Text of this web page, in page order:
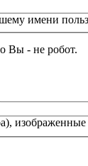
имени
Вы - не робот.
изображенные